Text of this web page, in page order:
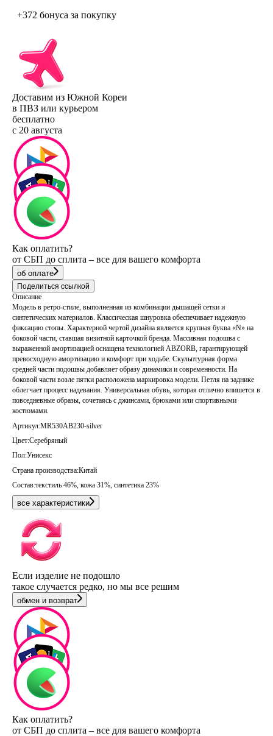
+372 бонуса за покупку
Доставим из Южной Кореи
в ПВЗ или курьером
бесплатно
с 20 августа
Как оплатить?
от СБП до сплита – все для вашего комфорта
об оплате
Поделиться ссылкой
Описание
Модель в ретро-стиле, выполненная из комбинации дышащей сетки и
синтетических материалов. Классическая шнуровка обеспечивает надежную
фиксацию стопы. Характерной чертой дизайна является крупная буква «N» на
боковой части, ставшая визитной карточкой бренда. Массивная подошва с
выраженной амортизацией оснащена технологией ABZORB, гарантирующей
превосходную амортизацию и комфорт при ходьбе. Скульптурная форма
средней части подошвы добавляет образу динамики и современности. На
боковой части возле пятки расположена маркировка модели. Петля на заднике
облегчает процесс надевания. Универсальная обувь, которая отлично впишется в
повседневные образы, сочетаясь с джинсами, брюками или спортивными
костюмами.
Артикул:MR530AB230-silver
Цвет:Серебряный
Пол:Унисекс
Страна производства:Китай
Состав:текстиль 46%, кожа 31%, синтетика 23%
все характеристики
Если изделие не подошло
такое случается редко, но мы все решим
обмен и возврат
Как оплатить?
от СБП до сплита – все для вашего комфорта